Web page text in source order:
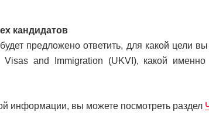
кандидатов
предложено ответить, для какой цели
Visas and Immigration (UKVI), какой
информации, вы можете посмотреть раздел